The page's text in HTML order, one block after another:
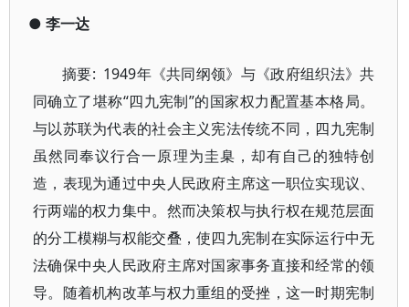
● 李一达
摘要: 1949年《共同纲领》与《政府组织法》共
同确立了堪称“四九宪制”的国家权力配置基本格局。
与以苏联为代表的社会主义宪法传统不同，四九宪制
虽然同奉议行合一原理为圭臬，却有自己的独特创
造，表现为通过中央人民政府主席这一职位实现议、
行两端的权力集中。然而决策权与执行权在规范层面
的分工模糊与权能交叠，使四九宪制在实际运行中无
法确保中央人民政府主席对国家事务直接和经常的领
导。随着机构改革与权力重组的受挫，这一时期宪制